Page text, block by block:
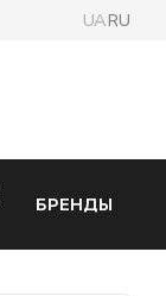
UARU
БРЕНДЫ